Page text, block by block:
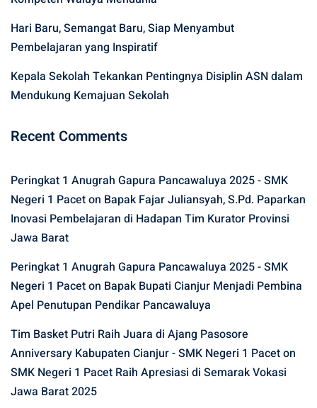
Hari Baru, Semangat Baru, Siap Menyambut
Pembelajaran yang Inspiratif
Kepala Sekolah Tekankan Pentingnya Disiplin ASN dalam
Mendukung Kemajuan Sekolah
Recent Comments
Peringkat 1 Anugrah Gapura Pancawaluya 2025 - SMK
Negeri 1 Paceton Bapak Fajar Juliansyah, S.Pd. Paparkan
Inovasi Pembelajaran di Hadapan Tim Kurator Provinsi
Jawa Barat
Peringkat 1 Anugrah Gapura Pancawaluya 2025 - SMK
Negeri 1 Paceton Bapak Bupati Cianjur Menjadi Pembina
Apel Penutupan Pendikar Pancawaluya
Tim Basket Putri Raih Juara di Ajang Pasosore
Anniversary Kabupaten Cianjur - SMK Negeri 1 Paceton
SMK Negeri 1 Pacet Raih Apresiasi di Semarak Vokasi
Jawa Barat 2025